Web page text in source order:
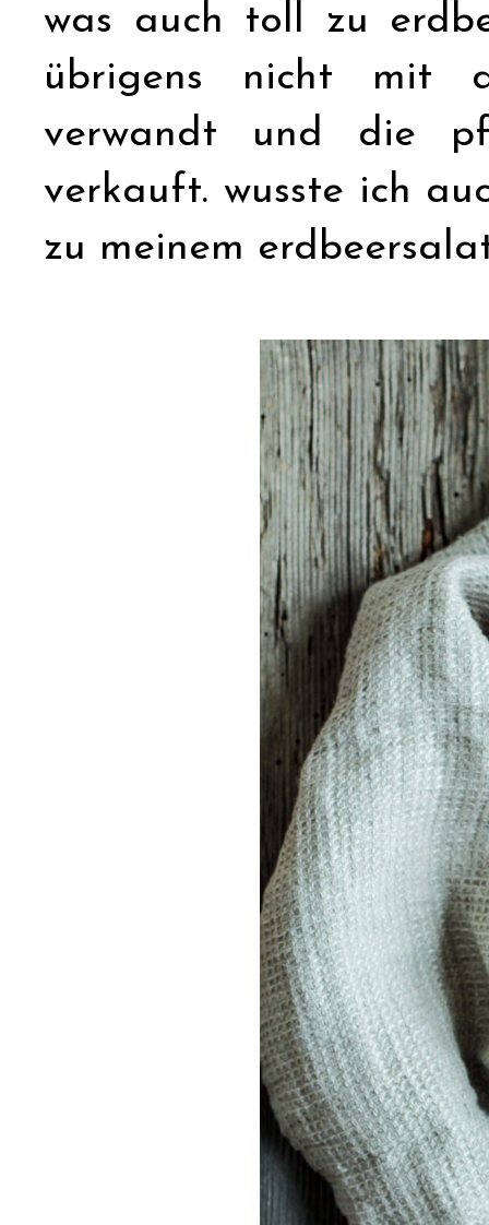
was auch toll zu
übrigens nicht mit
verwandt und die
verkauft. wusste ich
zu meinem